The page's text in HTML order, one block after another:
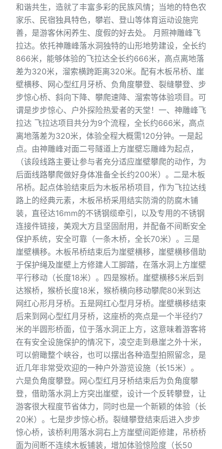
和谐共生，造就了丰富多彩的民族风情；当地的特色农
家乐、民宿独具特色，攀岩、登山等体育运动设施完
善，是游客休闲养生、度假的好去处。 月照神雕峰飞
拉达。依托神雕峰落水洞独特的山形地势建设，全长约
866米，能够体验的飞拉达全长约666米，高点离地落
差为320米，溜索横跨距离320米。配有木板吊桥、崖
壁横移、网心型红月牙桥、负角度攀登、裂缝攀登、步
步惊心桥、斜向下降、攀爬速降、溜索等体验项目。可
谓是步步惊心、户外探险热爱者的天堂！一、神雕峰飞
拉达 飞拉达项目共分为9个流程，全长约666米，高点
离地落差为320米，体验全程大概需120分钟。一是起
点。由神雕峰对面二号隧道上方崖壁忘雕峰为起点，
（该段线路主要让参与者充分适应崖壁攀爬的动作，为
后面线路攀爬做好身体准备全长约200米）。二是木板
吊桥。起点体验结束后为木板吊桥项目，作为飞拉达线
路上的经典元素，木板吊桥采用结实防滑的防腐木铺
装，直径达16mm的不锈钢缆牵引，以及专用的不锈钢
连接件链接，美观大方且坚固耐用，并配备不间断安全
保护系统，安全可靠（一条木桥，全长70米）。三是
崖壁横移。木板吊桥结束后为崖壁横移，崖壁横移借助
于保护绳及崖壁上方修建人工脚踏，在落水洞上方崖壁
平行移动（长度18米）。四是猴桥。崖壁横移5米后到
达猴桥，猴桥长度18米，猴桥横向移动攀爬80米到达
网红心形月牙桥。五是网红心型月牙桥。崖壁横移结束
后来到网心型红月牙桥，这座桥的亮点是一个半径约7
米的半圆形桥面，位于落水洞正上方，这意味着游客将
在有安全设施保护的情况下，凌空走到悬崖之外十米，
可以俯瞰整个峡谷，也可以摆出各种造型拍照留念，是
近几年非常受欢迎的一种户外游览设施（长15米）。
六是负角度攀登。网心型红月牙桥结束后为负角度攀
登，借助落水洞上方突出崖壁，设计一个反转攀登，让
游客很大程度节省体力，同时也是一个新颖的体验（长
20米）。七是步步惊心桥。裂缝攀登结束后进入步步
惊心桥，该桥利用落水洞右上方崖壁间距修建，吊桥桥
面为间断不连续木板铺装，增加体验惊险度（长50